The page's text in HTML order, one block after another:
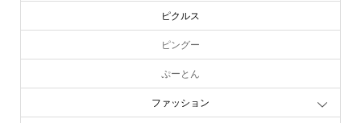
ピクルス
ピングー
ぷーとん
ファッション